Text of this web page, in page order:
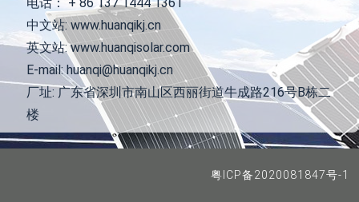
中文站: www.huanqikj.cn
英文站: www.huanqisolar.com
E-mail: huanqi@huanqikj.cn
厂址: 广东省深圳市南山区西丽街道牛成路216号B栋二
楼
粤ICP备2020081847号-1